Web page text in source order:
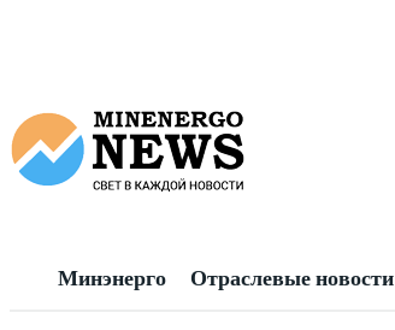
Минэнерго Отраслевые новости